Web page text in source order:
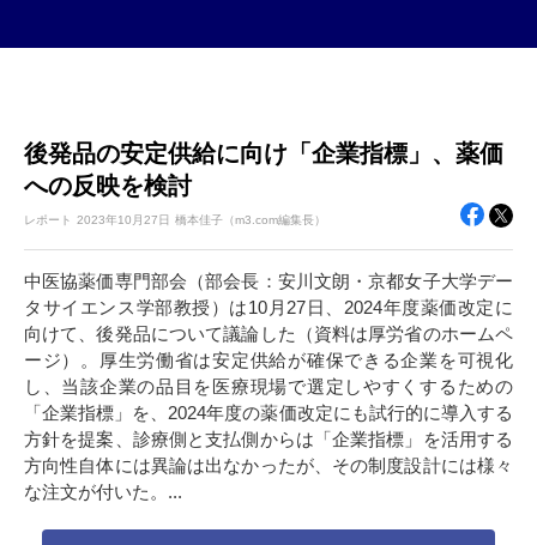
後発品の安定供給に向け「企業指標」、薬価
への反映を検討
レポート 2023年10月27日 橋本佳子（m3.com編集長）
中医協薬価専門部会（部会長：安川文朗・京都女子大学デー
タサイエンス学部教授）は10月27日、2024年度薬価改定に
向けて、後発品について議論した（資料は厚労省のホームペ
ージ）。厚生労働省は安定供給が確保できる企業を可視化
し、当該企業の品目を医療現場で選定しやすくするための
「企業指標」を、2024年度の薬価改定にも試行的に導入する
方針を提案、診療側と支払側からは「企業指標」を活用する
方向性自体には異論は出なかったが、その制度設計には様々
な注文が付いた。...